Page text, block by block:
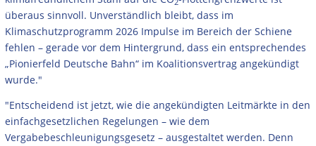
überaus sinnvoll. Unverständlich bleibt, dass im
Klimaschutzprogramm 2026 Impulse im Bereich der Schiene
fehlen – gerade vor dem Hintergrund, dass ein entsprechendes
„Pionierfeld Deutsche Bahn“ im Koalitionsvertrag angekündigt
wurde."
"Entscheidend ist jetzt, wie die angekündigten Leitmärkte in den
einfachgesetzlichen Regelungen – wie dem
Vergabebeschleunigungsgesetz – ausgestaltet werden. Denn